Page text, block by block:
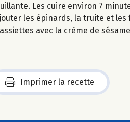
Les cuire environ 7
les épinards, la truite et les
avec la crème de
Imprimer la recette